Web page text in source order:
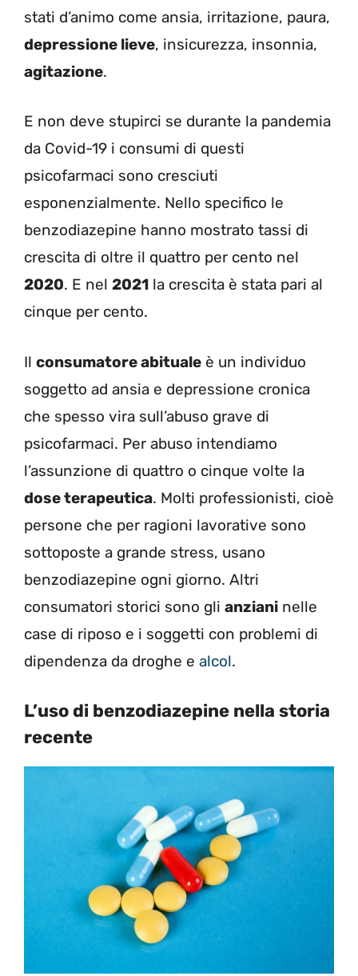
stati d’animo come ansia, irritazione, paura,
depressione lieve, insicurezza, insonnia,
agitazione.
E non deve stupirci se durante la pandemia
da Covid-19 i consumi di questi
psicofarmaci sono cresciuti
esponenzialmente. Nello specifico le
benzodiazepine hanno mostrato tassi di
crescita di oltre il quattro per cento nel
2020. E nel 2021 la crescita è stata pari al
cinque per cento.
Il consumatore abituale è un individuo
soggetto ad ansia e depressione cronica
che spesso vira sull’abuso grave di
psicofarmaci. Per abuso intendiamo
l’assunzione di quattro o cinque volte la
dose terapeutica. Molti professionisti, cioè
persone che per ragioni lavorative sono
sottoposte a grande stress, usano
benzodiazepine ogni giorno. Altri
consumatori storici sono gli anziani nelle
case di riposo e i soggetti con problemi di
dipendenza da droghe e alcol.
L’uso di benzodiazepine nella storia
recente